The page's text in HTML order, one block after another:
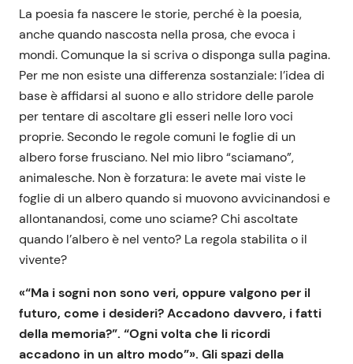
La poesia fa nascere le storie, perché è la poesia,
anche quando nascosta nella prosa, che evoca i
mondi. Comunque la si scriva o disponga sulla pagina.
Per me non esiste una differenza sostanziale: l’idea di
base è affidarsi al suono e allo stridore delle parole
per tentare di ascoltare gli esseri nelle loro voci
proprie. Secondo le regole comuni le foglie di un
albero forse frusciano. Nel mio libro “sciamano”,
animalesche. Non è forzatura: le avete mai viste le
foglie di un albero quando si muovono avvicinandosi e
allontanandosi, come uno sciame? Chi ascoltate
quando l’albero è nel vento? La regola stabilita o il
vivente?
«“Ma i sogni non sono veri, oppure valgono per il
futuro, come i desideri? Accadono davvero, i fatti
della memoria?”. “Ogni volta che li ricordi
accadono in un altro modo”». Gli spazi della